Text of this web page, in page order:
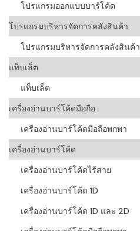
โปรแกรมออกแบบบาร์โค้ด
โปรแกรมบริหารจัดการคลังสินค้า
โปรแกรมบริหารจัดการคลังสินค้า
แท็บเล็ต
แท็บเล็ต
เครื่องอ่านบาร์โค้ดมือถือ
เครื่องอ่านบาร์โค้ดมือถือพกพา
เครื่องอ่านบาร์โค้ด
เครื่องอ่านบาร์โค้ดไร้สาย
เครื่องอ่านบาร์โค้ด 1D
เครื่องอ่านบาร์โค้ด 1D และ 2D